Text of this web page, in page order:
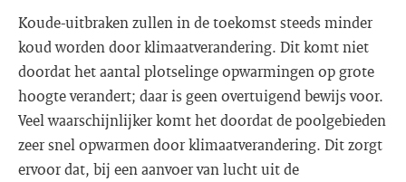
Koude-uitbraken zullen in de toekomst steeds minder
koud worden door klimaatverandering. Dit komt niet
doordat het aantal plotselinge opwarmingen op grote
hoogte verandert; daar is geen overtuigend bewijs voor.
Veel waarschijnlijker komt het doordat de poolgebieden
zeer snel opwarmen door klimaatverandering. Dit zorgt
ervoor dat, bij een aanvoer van lucht uit de